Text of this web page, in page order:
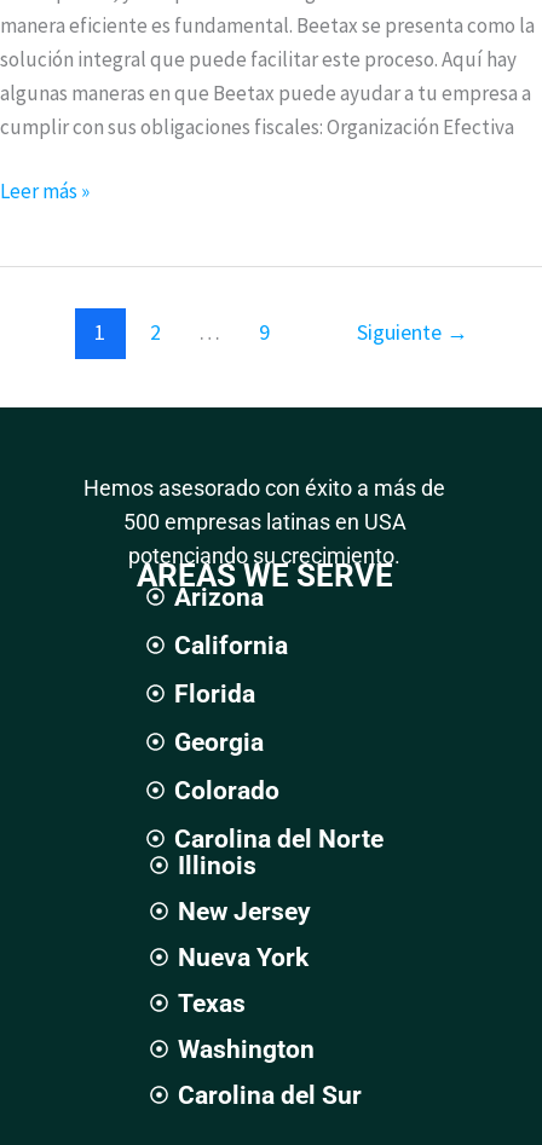
manera eficiente es fundamental. Beetax se presenta como la
solución integral que puede facilitar este proceso. Aquí hay
algunas maneras en que Beetax puede ayudar a tu empresa a
cumplir con sus obligaciones fiscales: Organización Efectiva
Leer más »
1 2 … 9 Siguiente →
Hemos asesorado con éxito a más de
500 empresas latinas en USA
potenciando su crecimiento.
AREAS WE SERVE
Arizona
California
Florida
Georgia
Colorado
Carolina del Norte
Illinois
New Jersey
Nueva York
Texas
Washington
Carolina del Sur